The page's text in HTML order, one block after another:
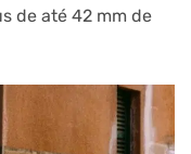
de até 42 mm de